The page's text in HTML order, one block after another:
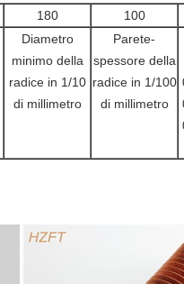
180 100
Diametro
minimo della
radice in 1/10
di millimetro
Parete-
spessore della
radice in 1/100
di millimetro